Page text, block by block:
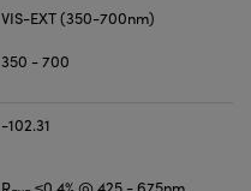
VIS-EXT (350-700nm)
350 - 700
-102.31